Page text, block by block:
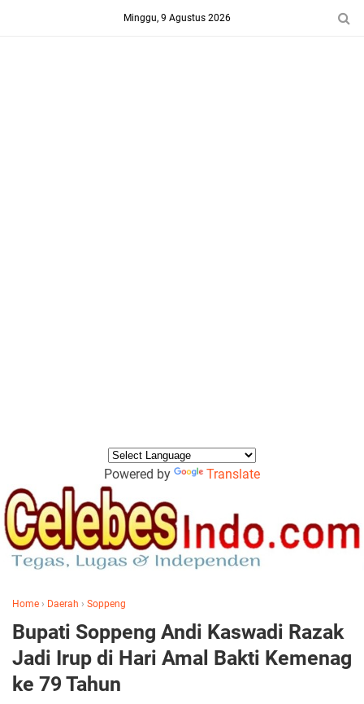
Minggu, 9 Agustus 2026
Powered by Translate
Home › Daerah › Soppeng
Bupati Soppeng Andi Kaswadi Razak
Jadi Irup di Hari Amal Bakti Kemenag
ke 79 Tahun